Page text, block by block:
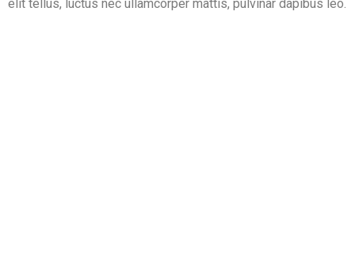
elit tellus, luctus nec ullamcorper mattis, pulvinar dapibus leo.